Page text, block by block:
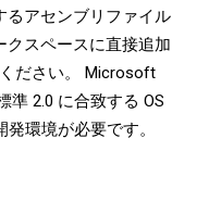
るアセンブリファイル
クスペースに直接追加
ださい。 Microsoft
準 2.0 に合致する OS
環境が必要です。